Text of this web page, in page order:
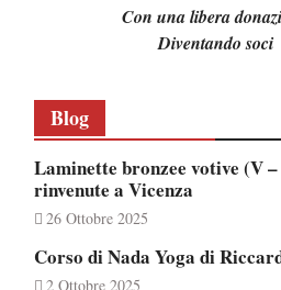
Con una libera
Diventando soci
Blog
Laminette bronzee votive (V –
rinvenute a Vicenza
26 Ottobre 2025
Corso di Nada Yoga di
2 Ottobre 2025